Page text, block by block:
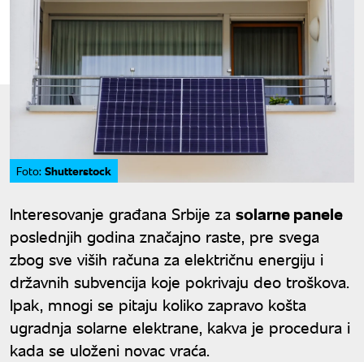
Foto: Shutterstock
Interesovanje građana Srbije za solarne panele
poslednjih godina značajno raste, pre svega
zbog sve viših računa za električnu energiju i
državnih subvencija koje pokrivaju deo troškova.
Ipak, mnogi se pitaju koliko zapravo košta
ugradnja solarne elektrane, kakva je procedura i
kada se uloženi novac vraća.